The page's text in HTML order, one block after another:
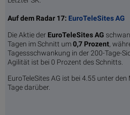
Auf dem Radar 17: EuroTeleSites AG
Die Aktie der EuroTeleSites AG
Tagen im Schnitt um0,7 Pro­zent,
Tagessschwankung in der 200-Tage-
Agilität ist bei 0 Prozent des Schnitts.
EuroTeleSites AG ist bei 4.55 unter
Tage darüber.